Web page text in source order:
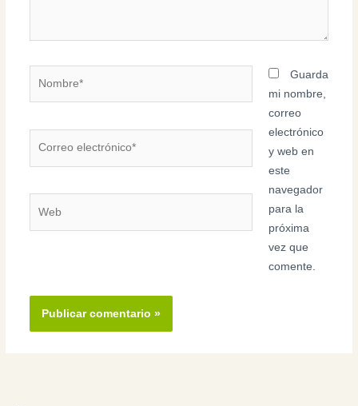
Guarda
mi nombre,
correo
electrónico
y web en
este
navegador
para la
próxima
vez que
comente.